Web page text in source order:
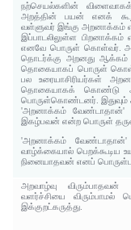
நற்செயல்களின்
அறத்தின் பயன் எனக்
வள்ளுவர் இங்கு அறனாக்கம்
இப்பாடலிலுள்ள
எனவே பொருள் கொள்வர்.
தொடர்க்கு அறனது ஆக்கம்
தொகையாகப் பொருள்
பல உரையாசிரியர்கள்
தொகையாகக் கொண்டு
பொருள்கொண்டனர். இதுவும்
'அறனாக்கம்
இகழ்பவன் என்ற பொருள்
'அறனாக்கம்
வாழ்க்கையால் பெறக்கூடிய
நினையாதவன் எனப்
அறவாழ்வு விரும்பாதவன்
வளர்ச்சியை விரும்பாமல்
இக்குறட்கருத்து.